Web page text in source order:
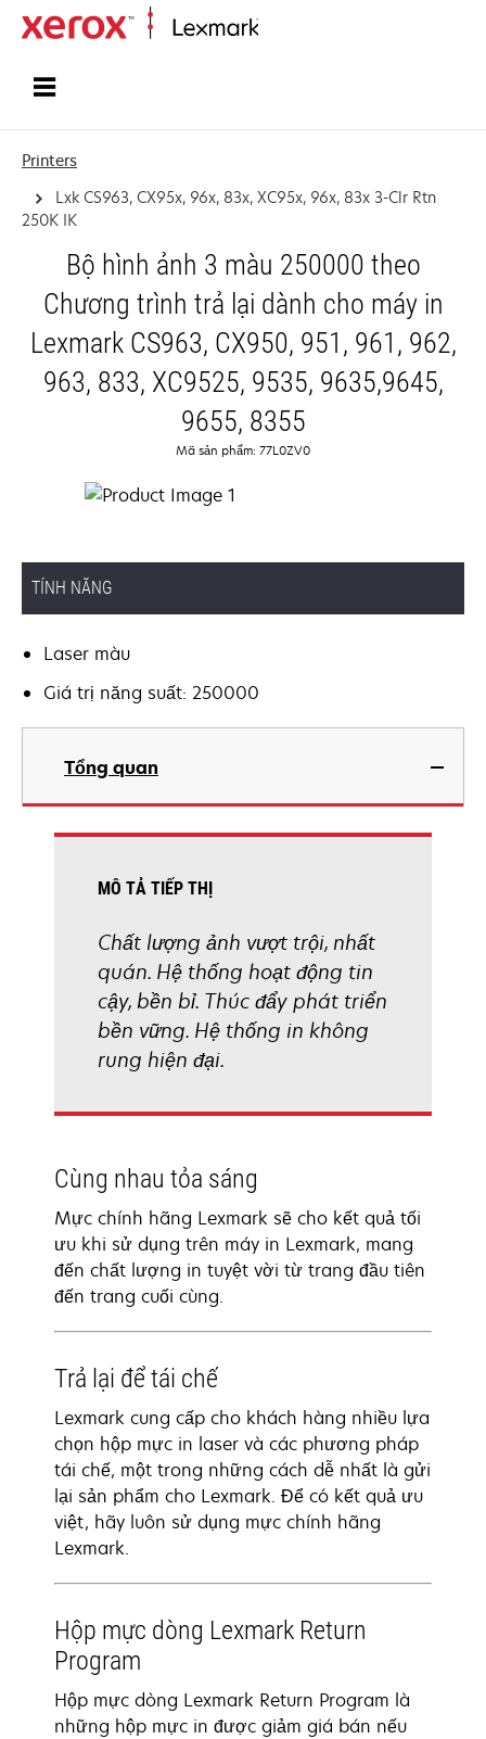
Printers
Lxk CS963, CX95x, 96x, 83x, XC95x, 96x, 83x 3-Clr Rtn
250K IK
Bộ hình ảnh 3 màu 250000 theo
Chương trình trả lại dành cho máy in
Lexmark CS963, CX950, 951, 961, 962,
963, 833, XC9525, 9535, 9635,9645,
9655, 8355
Mã sản phẩm: 77L0ZV0
TÍNH NĂNG
Laser màu
Giá trị năng suất: 250000
Tổng quan
MÔ TẢ TIẾP THỊ
Chất lượng ảnh vượt trội, nhất
quán. Hệ thống hoạt động tin
cậy, bền bỉ. Thúc đẩy phát triển
bền vững. Hệ thống in không
rung hiện đại.
Cùng nhau tỏa sáng
Mực chính hãng Lexmark sẽ cho kết quả tối
ưu khi sử dụng trên máy in Lexmark, mang
đến chất lượng in tuyệt vời từ trang đầu tiên
đến trang cuối cùng.
Trả lại để tái chế
Lexmark cung cấp cho khách hàng nhiều lựa
chọn hộp mực in laser và các phương pháp
tái chế, một trong những cách dễ nhất là gửi
lại sản phẩm cho Lexmark. Để có kết quả ưu
việt, hãy luôn sử dụng mực chính hãng
Lexmark.
Hộp mực dòng Lexmark Return
Program
Hộp mực dòng Lexmark Return Program là
những hộp mực in được giảm giá bán nếu